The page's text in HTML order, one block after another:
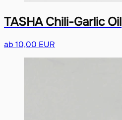
TASHA Chili-Garlic Oil
ab 10,00 EUR